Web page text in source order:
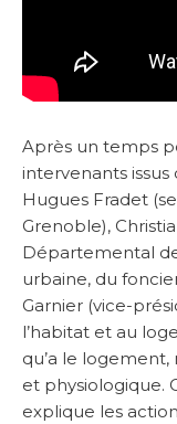
Après un temps
intervenants
Hugues Fradet
Grenoble),
Départemental
urbaine, du
Garnier (vice-
l’habitat et au
qu’a le
et physiologique.
explique les